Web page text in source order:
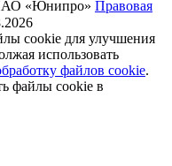
«Юнипро» Правовая
cookie для улучшения
использовать
файлов cookie.
файлы cookie в